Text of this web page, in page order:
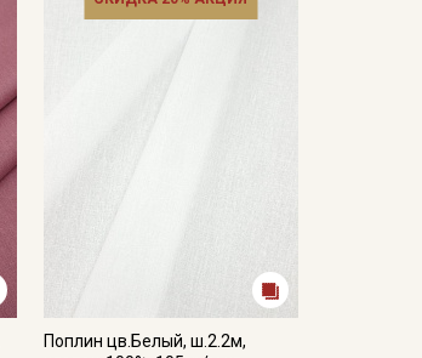
Поплин цв.Белый, ш.2.2м,